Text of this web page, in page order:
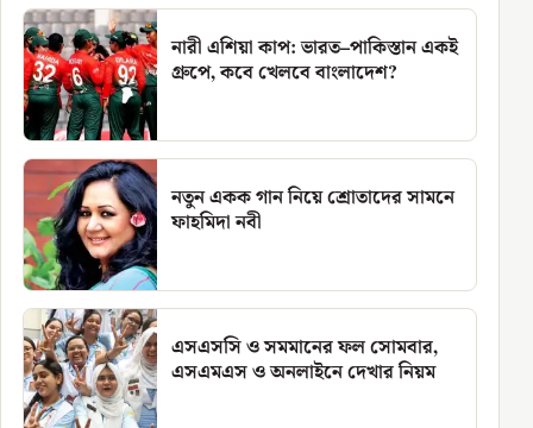
নারী এশিয়া কাপ: ভারত–পাকিস্তান একই
গ্রুপে, কবে খেলবে বাংলাদেশ?
নতুন একক গান নিয়ে শ্রোতাদের সামনে
ফাহমিদা নবী
এসএসসি ও সমমানের ফল সোমবার,
এসএমএস ও অনলাইনে দেখার নিয়ম